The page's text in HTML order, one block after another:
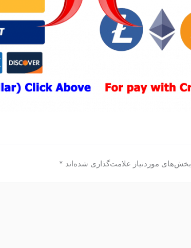
بخش‌های موردنیاز علامت‌گذاری شده‌اند *